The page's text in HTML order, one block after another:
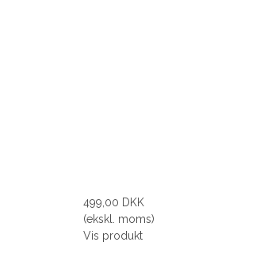
499,00 DKK
(ekskl. moms)
Vis produkt